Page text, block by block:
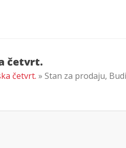
četvrt.
četvrt. » Stan za prodaju,